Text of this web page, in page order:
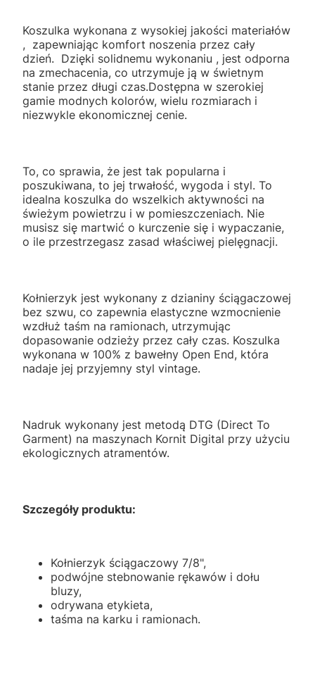
Koszulka wykonana z wysokiej jakości materiałów
, zapewniając komfort noszenia przez cały
dzień. Dzięki solidnemu wykonaniu , jest odporna
na zmechacenia, co utrzymuje ją w świetnym
stanie przez długi czas.Dostępna w szerokiej
gamie modnych kolorów, wielu rozmiarach i
niezwykle ekonomicznej cenie.
To, co sprawia, że jest tak popularna i
poszukiwana, to jej trwałość, wygoda i styl. To
idealna koszulka do wszelkich aktywności na
świeżym powietrzu i w pomieszczeniach. Nie
musisz się martwić o kurczenie się i wypaczanie,
o ile przestrzegasz zasad właściwej pielęgnacji.
Kołnierzyk jest wykonany z dzianiny ściągaczowej
bez szwu, co zapewnia elastyczne wzmocnienie
wzdłuż taśm na ramionach, utrzymując
dopasowanie odzieży przez cały czas. Koszulka
wykonana w 100% z bawełny Open End, która
nadaje jej przyjemny styl vintage.
Nadruk wykonany jest metodą DTG (Direct To
Garment) na maszynach Kornit Digital przy użyciu
ekologicznych atramentów.
Szczegóły produktu:
Kołnierzyk ściągaczowy 7/8",
podwójne stebnowanie rękawów i dołu
bluzy,
odrywana etykieta,
taśma na karku i ramionach.